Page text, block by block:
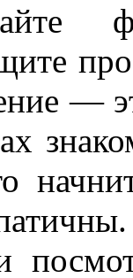
—